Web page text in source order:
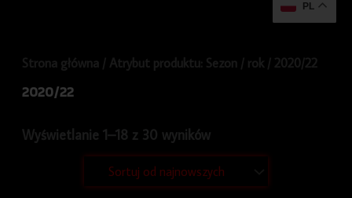
Strona główna / Atrybut produktu: Sezon / rok / 2020/22
2020/22
Wyświetlanie 1–18 z 30 wyników
PL